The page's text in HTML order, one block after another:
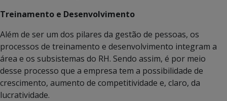
Treinamento e Desenvolvimento
Além de ser um dos pilares da gestão de pessoas, os
processos de treinamento e desenvolvimento integram a
área e os subsistemas do RH. Sendo assim, é por meio
desse processo que a empresa tem a possibilidade de
crescimento, aumento de competitividade e, claro, da
lucratividade.